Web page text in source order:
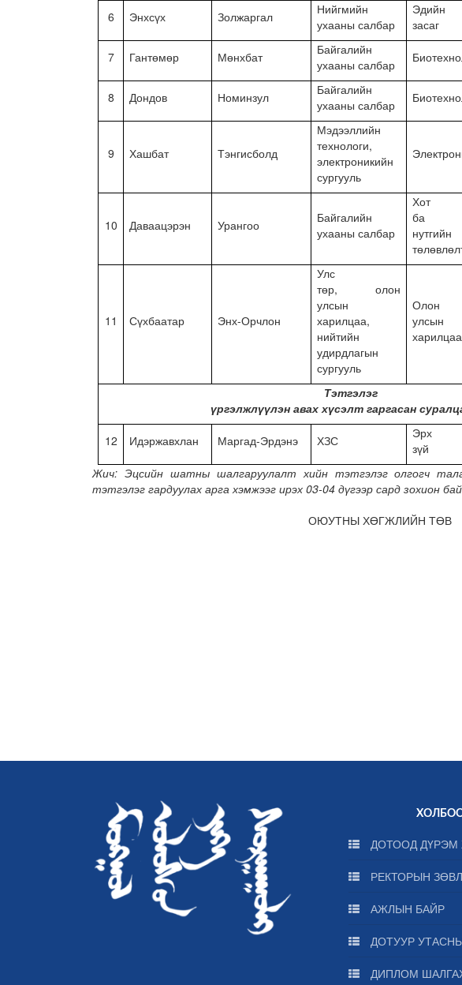
6 Энхсүх Золжаргал
Нийгмийн
ухааны салбар
Эдийн
засаг
7 Гантөмөр Мөнхбат
Байгалийн
ухааны салбар
8 Дондов Номинзул
Байгалийн
ухааны салбар
9 Хашбат Тэнгисболд
Мэдээллийн
технологи,
электроникийн
сургууль
10 Даваацэрэн Урангоо
Байгалийн
ухааны салбар
Хот
ба
нутгийн
11 Сүхбаатар Энх-Орчлон
Улс
төр, олон
улсын
харилцаа,
нийтийн
удирдлагын
сургууль
Олон
улсын
харилцаа
Тэтгэлэг
үргэлжлүүлэн авах хүсэлт гаргасан
12 Идэржавхлан Маргад-Эрдэнэ ХЗС
Эрх
зүй
Жич: Эцсийн шатны шалгаруулалт хийн тэтгэлэг олгогч
тэтгэлэг гардуулах арга хэмжээг ирэх 03-04 дүгээр сард зохион
ОЮУТНЫ ХӨГЖЛИЙН ТӨВ
ДОТООД
РЕКТОРЫН
АЖЛЫН БАЙР
ДОТУУР
ДИПЛОМ